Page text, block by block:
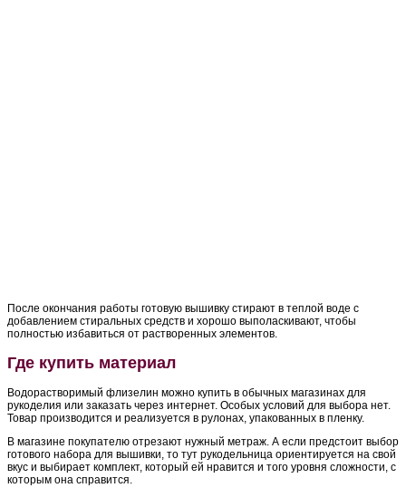
После окончания работы готовую вышивку стирают в теплой воде с
добавлением стиральных средств и хорошо выполаскивают, чтобы
полностью избавиться от растворенных элементов.
Где купить материал
Водорастворимый флизелин можно купить в обычных магазинах для
рукоделия или заказать через интернет. Особых условий для выбора нет.
Товар производится и реализуется в рулонах, упакованных в пленку.
В магазине покупателю отрезают нужный метраж. А если предстоит выбор
готового набора для вышивки, то тут рукодельница ориентируется на свой
вкус и выбирает комплект, который ей нравится и того уровня сложности, с
которым она справится.